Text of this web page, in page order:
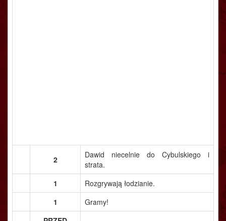
2
Dawid niecelnie do Cybulskiego i
strata.
1
Rozgrywają łodzianie.
1
Gramy!